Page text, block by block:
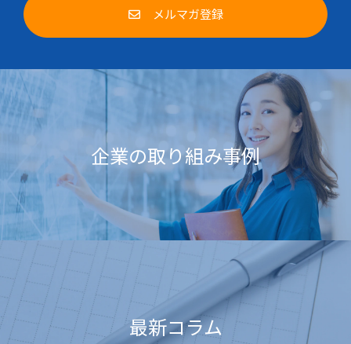
メルマガ登録
企業の取り組み事例
最新コラム